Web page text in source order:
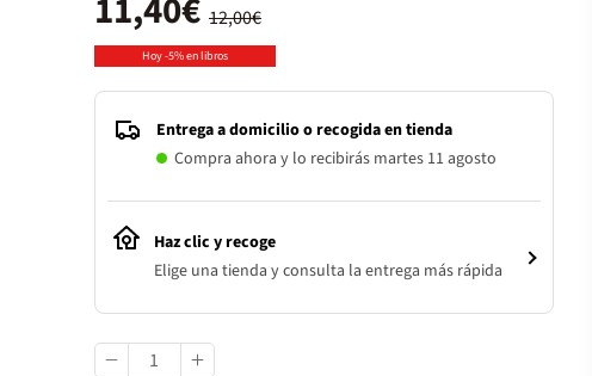
12,00€
11,40€
Hoy -5% en libros
Entrega a domicilio o recogida en tienda
Compra ahora y lo recibirás martes 11 agosto
Haz clic y recoge
Elige una tienda y consulta la entrega más rápida